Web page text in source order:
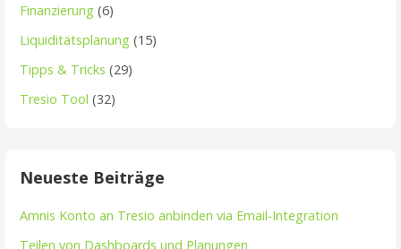
Finanzierung (6)
Liquiditätsplanung (15)
Tipps & Tricks (29)
Tresio Tool (32)
Neueste Beiträge
Amnis Konto an Tresio anbinden via Email-Integration
Teilen von Dashboards und Planungen